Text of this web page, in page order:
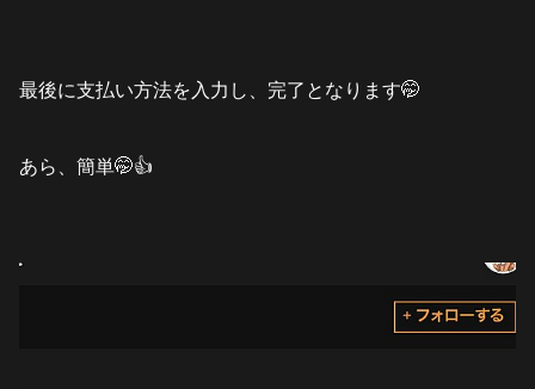
最後に支払い方法を入力し、完了となります🤭
あら、簡単🤭👍